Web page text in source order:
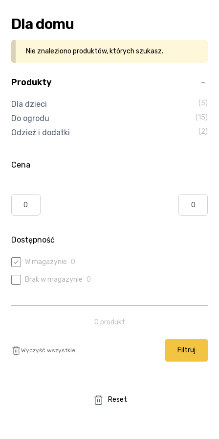
Kasa
Kontakt
Polityka prywatności
Regulamin sklepu
Dla domu
Nie znaleziono produktów, których szukasz.
Produkty
Dla dzieci (5)
Do ogrodu (15)
Odzież i dodatki (2)
0 produkt
Cena
Dostępność
W magazynie 0
Brak w magazynie 0
Filtruj
Wyczyść wszystkie
Reset